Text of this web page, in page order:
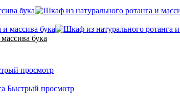
бука
просмотр
Быстрый просмотр